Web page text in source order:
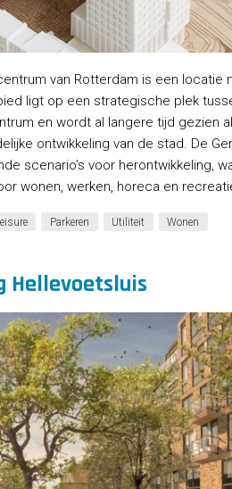
van Rotterdam is een locatie
ligt op een strategische plek
en wordt al langere tijd gezien
ontwikkeling van de stad. De
scenario’s voor herontwikkeling,
wonen, werken, horeca en
Parkeren Utiliteit Wonen
Hellevoetsluis